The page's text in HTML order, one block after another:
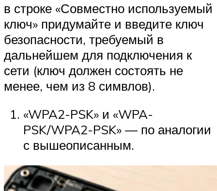
в строке «Совместно используемый
ключ» придумайте и введите ключ
безопасности, требуемый в
дальнейшем для подключения к
сети (ключ должен состоять не
менее, чем из 8 симвлов).
«WPA2-PSK» и «WPA-
PSK/WPA2-PSK» — по аналогии
с вышеописанным.